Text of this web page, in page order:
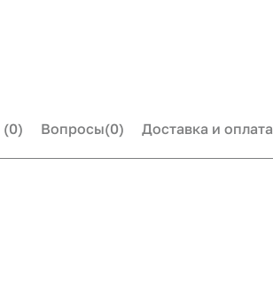
(0) Вопросы(0) Доставка и оплата